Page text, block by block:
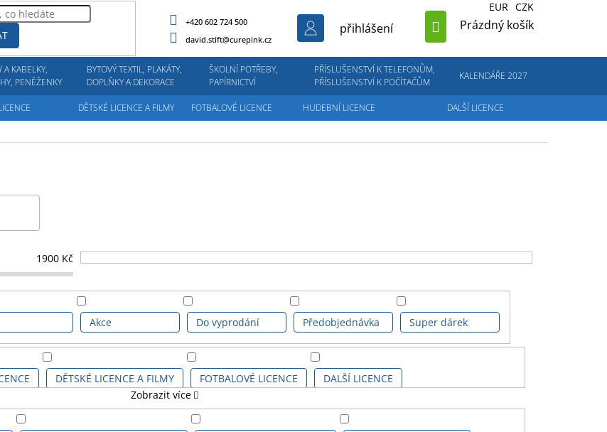
EUR CZK
+420 602 724 500
david.stift@curepink.cz
NÁKUPNÍ
Prázdný košík
přihlášení
A KABELKY,
PENĚŽENKY
BYTOVÝ TEXTIL, PLAKÁTY,
DOPLŇKY A DEKORACE
ŠKOLNÍ POTŘEBY,
PAPÍRNICTVÍ
PŘÍSLUŠENSTVÍ K TELEFONŮM,
PŘÍSLUŠENSTVÍ K POČÍTAČŮM
KALENDÁŘE 2027
DĚTSKÉ LICENCE A FILMY FOTBALOVÉ LICENCE HUDEBNÍ LICENCE
DALŠÍ LICENCE
1900 Kč
Akce Do vyprodání Předobjednávka Super dárek
DĚTSKÉ LICENCE A FILMY FOTBALOVÉ LICENCE DALŠÍ LICENCE
Zobrazit více